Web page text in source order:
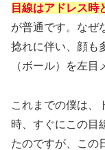
目線はアドレス時
が普通です。なぜ
捻れに伴い、顔も
（ボール）を左目
これまでの僕は、
時、すぐにこの目
たのですが、この